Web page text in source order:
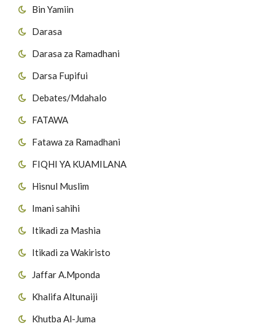
Bin Yamiin
Darasa
Darasa za Ramadhani
Darsa Fupifui
Debates/Mdahalo
FATAWA
Fatawa za Ramadhani
FIQHI YA KUAMILANA
Hisnul Muslim
Imani sahihi
Itikadi za Mashia
Itikadi za Wakiristo
Jaffar A.Mponda
Khalifa Altunaiji
Khutba Al-Juma